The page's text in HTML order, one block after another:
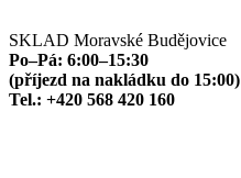
SKLAD Moravské Budějovice
Po–Pá: 6:00–15:30
(příjezd na nakládku do 15:00)
Tel.: +420 568 420 160